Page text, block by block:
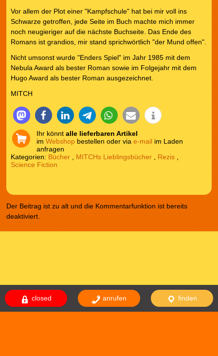
closed anrufen finden
Vor allem der Plot einer "Kampfschule" hat bei mir voll ins
Schwarze getroffen, jede Seite im Buch machte mich immer
noch neugieriger auf die nächste Buchseite. Das Ende des
Romans ist grandios, mir stand sprichwörtlich "der Mund offen".
Nicht umsonst wurde "Enders Spiel" im Jahr 1985 mit dem
Nebula Award als bester Roman sowie im Folgejahr mit dem
Hugo Award als bester Roman ausgezeichnet.
MITCH
Ihr könnt alle lieferbaren Artikel
im Webshop bestellen oder via e-mail im Laden
anfragen
Kategorien: Bücher, MITCHs Lieblingsbücher, Rezis,
Science Fiction
Der Beitrag ist zu alt und die Kommentarfunktion ist bereits
deaktiviert.